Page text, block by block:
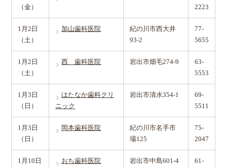
（金）
2223
1月2日
（土）
加山歯科医院
紀の川市西大井
93-2
77-
5655
1月2日
（土）
西 歯科医院 岩出市畑毛274-9
63-
5553
1月3日
（日）
はたなか歯科クリ
ニック
岩出市清水354-1
69-
5511
1月3日
（日）
岡本歯科医院
紀の川市名手市
場125
75-
2047
1月10日
おち歯科医院 岩出市中島601-4
61-